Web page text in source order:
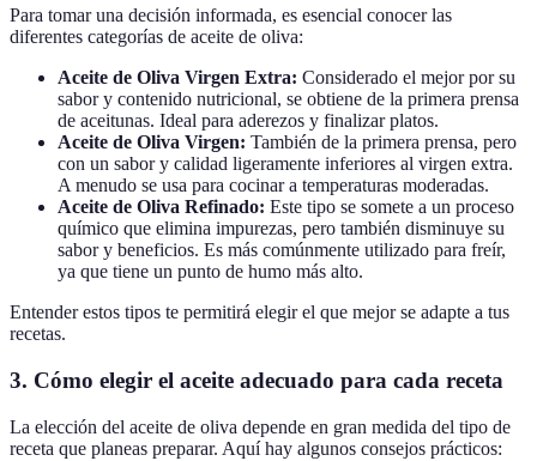
Para tomar una decisión informada, es esencial conocer las
diferentes categorías de aceite de oliva:
Aceite de Oliva Virgen Extra: Considerado el mejor por su
sabor y contenido nutricional, se obtiene de la primera prensa
de aceitunas. Ideal para aderezos y finalizar platos.
Aceite de Oliva Virgen: También de la primera prensa, pero
con un sabor y calidad ligeramente inferiores al virgen extra.
A menudo se usa para cocinar a temperaturas moderadas.
Aceite de Oliva Refinado: Este tipo se somete a un proceso
químico que elimina impurezas, pero también disminuye su
sabor y beneficios. Es más comúnmente utilizado para freír,
ya que tiene un punto de humo más alto.
Entender estos tipos te permitirá elegir el que mejor se adapte a tus
recetas.
3. Cómo elegir el aceite adecuado para cada receta
La elección del aceite de oliva depende en gran medida del tipo de
receta que planeas preparar. Aquí hay algunos consejos prácticos: